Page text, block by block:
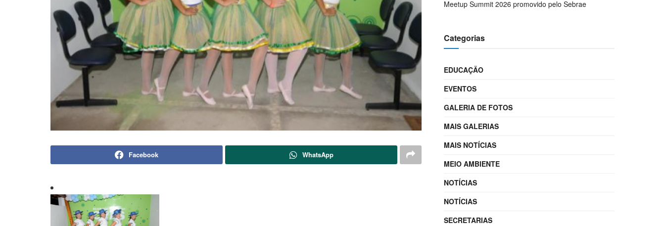
Facebook WhatsApp
Meetup Summit 2026 promovido pelo Sebrae
Categorias
EDUCAÇÃO
EVENTOS
GALERIA DE FOTOS
MAIS GALERIAS
MAIS NOTÍCIAS
MEIO AMBIENTE
NOTÍCIAS
NOTÍCIAS
SECRETARIAS